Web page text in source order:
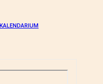
KALENDARIUM